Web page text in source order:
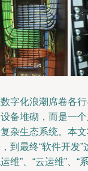
字化浪潮席卷各
备堆砌，而是一
杂生态系统。本
到最终“软件开发
维”、“云运维”、“